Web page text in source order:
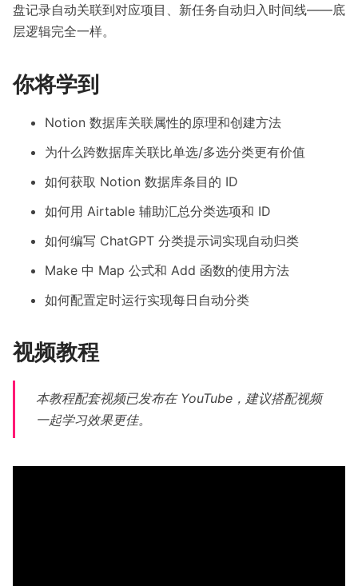
盘记录自动关联到对应项目、新任务自动归入时间线——底
层逻辑完全一样。
你将学到
Notion 数据库关联属性的原理和创建方法
为什么跨数据库关联比单选/多选分类更有价值
如何获取 Notion 数据库条目的 ID
如何用 Airtable 辅助汇总分类选项和 ID
如何编写 ChatGPT 分类提示词实现自动归类
Make 中 Map 公式和 Add 函数的使用方法
如何配置定时运行实现每日自动分类
视频教程
本教程配套视频已发布在 YouTube，建议搭配视频
一起学习效果更佳。